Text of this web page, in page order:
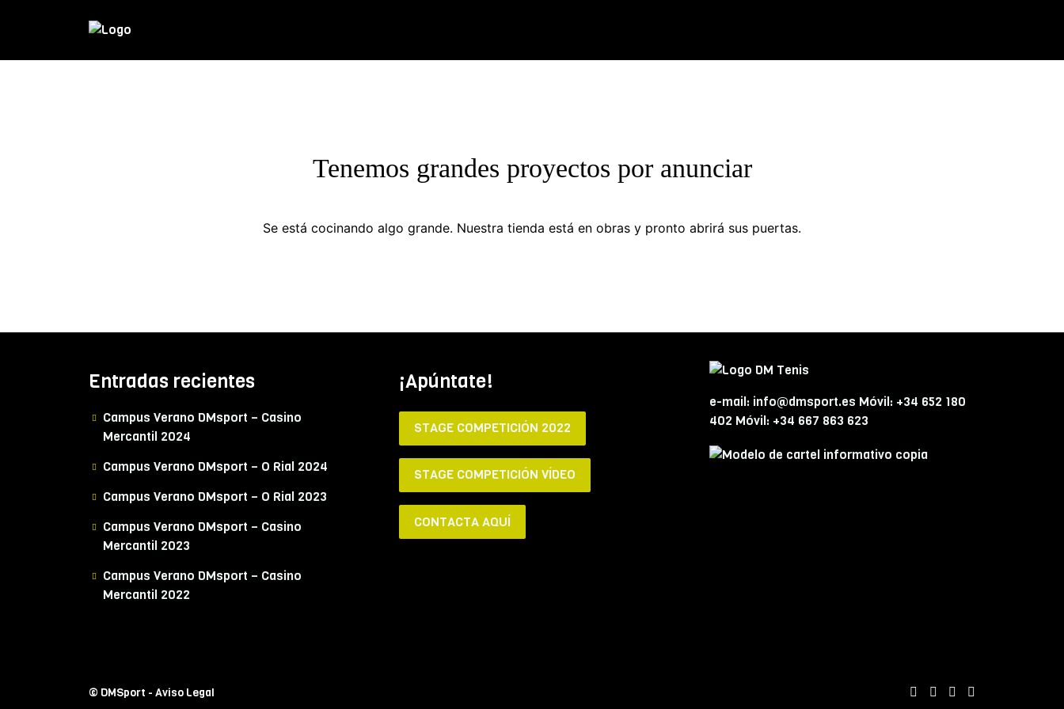
Tenemos grandes proyectos por anunciar
Se está cocinando algo grande. Nuestra tienda está en obras y pronto abrirá sus puertas.
Entradas recientes
Campus Verano DMsport – Casino
Mercantil 2024
Campus Verano DMsport – O Rial 2024
Campus Verano DMsport – O Rial 2023
Campus Verano DMsport – Casino
Mercantil 2023
Campus Verano DMsport – Casino
Mercantil 2022
¡Apúntate!
STAGE COMPETICIÓN 2022
STAGE COMPETICIÓN VÍDEO
CONTACTA AQUÍ
e-mail: info@dmsport.es Móvil: +34 652 180
402 Móvil: +34 667 863 623
© DMSport - Aviso Legal